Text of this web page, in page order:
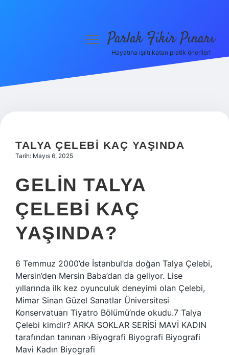
Hakkımızda
menüyüParlak Fikir Pınarı
Hayatına ışıltı katan pratik öneriler!
TALYA ÇELEBI KAÇ YAŞINDA
Tarih: Mayıs 6, 2025
GELIN TALYA
ÇELEBI KAÇ
YAŞINDA?
6 Temmuz 2000’de İstanbul’da doğan Talya Çelebi,
Mersin’den Mersin Baba’dan da geliyor. Lise
yıllarında ilk kez oyunculuk deneyimi olan Çelebi,
Mimar Sinan Güzel Sanatlar Üniversitesi
Konservatuarı Tiyatro Bölümü’nde okudu.7 Talya
Çelebi kimdir? ARKA SOKLAR SERİSİ MAVİ KADIN
tarafından tanınan ›Biyografi Biyografi Biyografi
Mavi Kadın Biyografi